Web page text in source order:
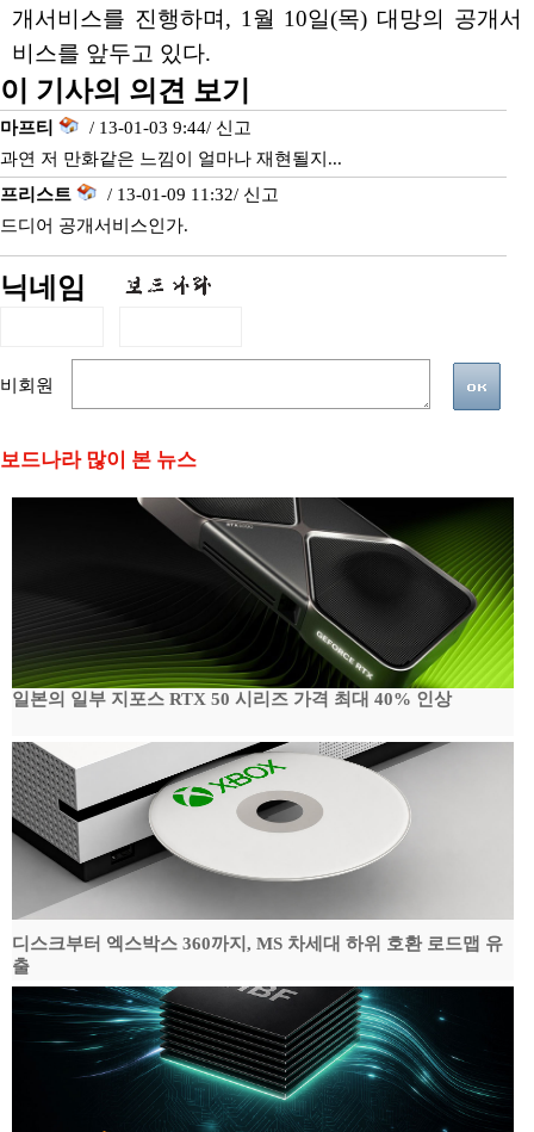
개서비스를 진행하며, 1월 10일(목) 대망의 공개서
비스를 앞두고 있다.
이 기사의 의견 보기
마프티 / 13-01-03 9:44/ 신고
과연 저 만화같은 느낌이 얼마나 재현될지...
프리스트
/ 13-01-09 11:32/ 신고
드디어 공개서비스인가.
닉네임
비회원
보드나라 많이 본 뉴스
일본의 일부 지포스 RTX 50 시리즈 가격 최대 40% 인상
디스크부터 엑스박스 360까지, MS 차세대 하위 호환 로드맵 유
출